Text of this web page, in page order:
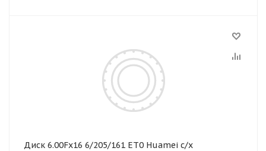
Диск 6.00Fх16 6/205/161 ЕТ0 Huamei с/х